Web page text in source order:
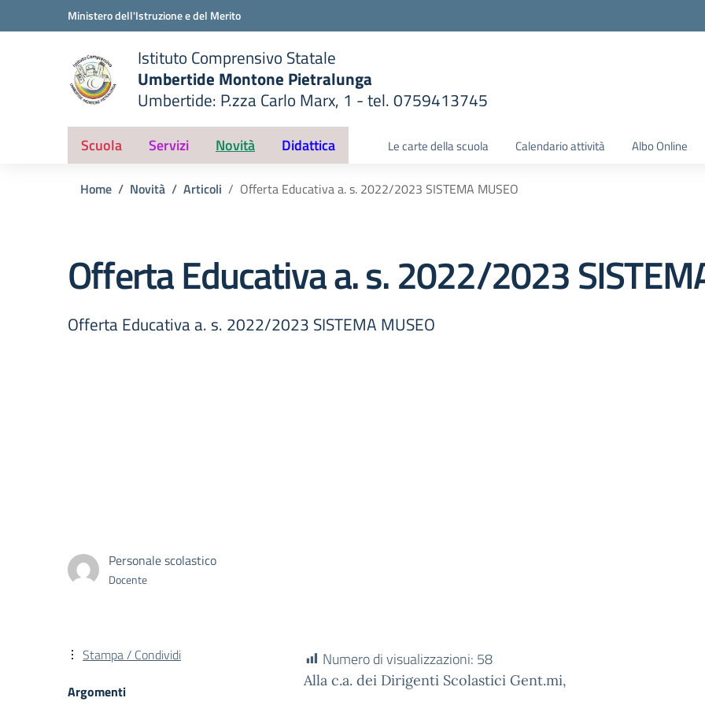
Vai ai contenuti
Vai al menu di navigazioneMinistero dell'Istruzione e del Merito
scuola
Istituto Comprensivo Statale
Umbertide Montone Pietralunga
Umbertide: P.zza Carlo Marx, 1 - tel. 0759413745
— Visita la pagina iniziale della scuola
Scuola Servizi Novità Didattica Le carte della scuola Calendario attività Albo Online
Home Novità Articoli Offerta Educativa a. s. 2022/2023 SISTEMA MUSEO
Offerta Educativa a. s. 2022/2023
Offerta Educativa a. s. 2022/2023 SISTEMA MUSEO
Personale scolastico
Docente
Numero di visualizzazioni: 58
Alla c.a. dei Dirigenti Scolastici Gent.mi,
Stampa / Condividi
Argomenti